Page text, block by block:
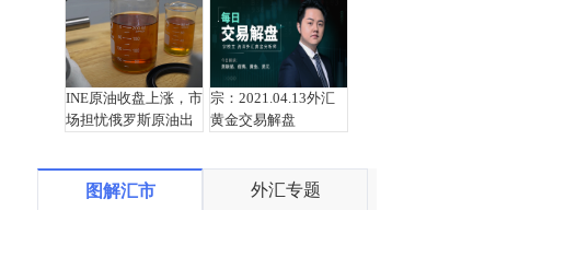
INE原油收盘上涨，市
场担忧俄罗斯原油出
宗：2021.04.13外汇
黄金交易解盘
图解汇市 外汇专题